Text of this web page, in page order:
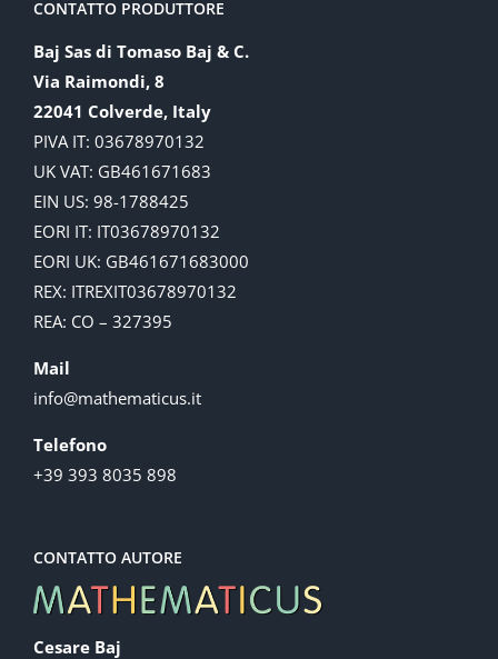
CONTATTO PRODUTTORE
Baj Sas di Tomaso Baj & C.
Via Raimondi, 8
22041 Colverde, Italy
PIVA IT: 03678970132
UK VAT: GB461671683
EIN US: 98-1788425
EORI IT: IT03678970132
EORI UK: GB461671683000
REX: ITREXIT03678970132
REA: CO – 327395
Mail
info@mathematicus.it
Telefono
+39 393 8035 898
CONTATTO AUTORE
Cesare Baj